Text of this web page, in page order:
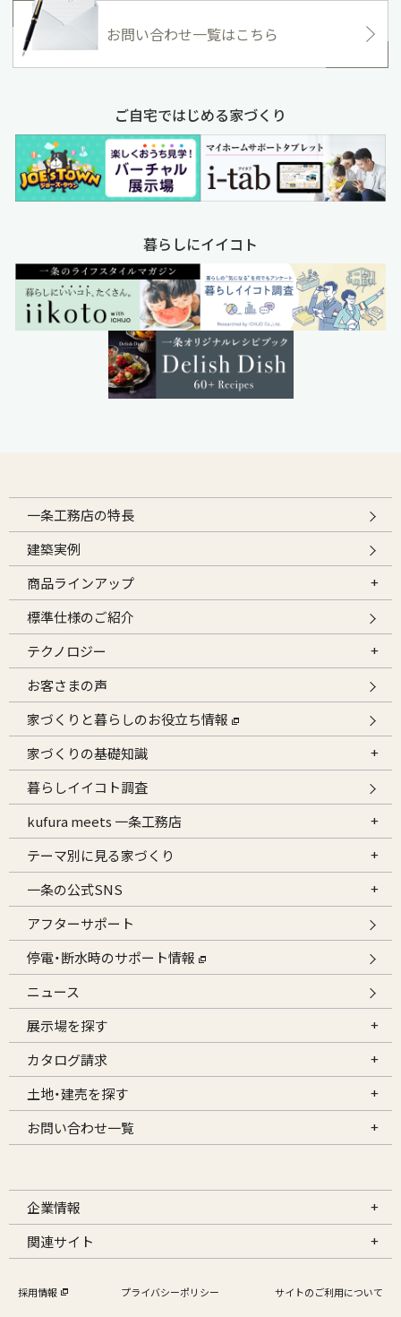
お問い合わせ一覧はこちら
ご自宅ではじめる家づくり
暮らしにイイコト
一条工務店の特長
建築実例
商品ラインアップ
標準仕様のご紹介
テクノロジー
お客さまの声
家づくりと暮らしのお役立ち情報
家づくりの基礎知識
暮らしイイコト調査
kufura meets 一条工務店
テーマ別に見る家づくり
一条の公式SNS
アフターサポート
停電・断水時のサポート情報
ニュース
展示場を探す
カタログ請求
土地・建売を探す
お問い合わせ一覧
企業情報
関連サイト
採用情報 プライバシーポリシー サイトのご利用について